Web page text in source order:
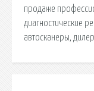
продаже
диагностические
автосканеры,